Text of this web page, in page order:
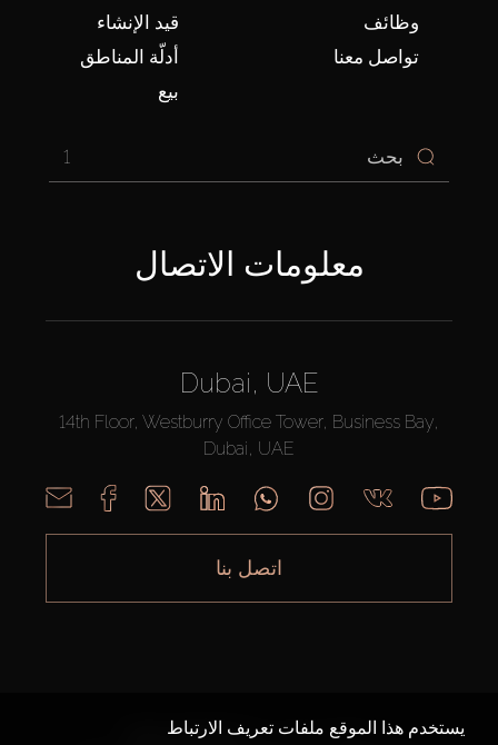
قيد الإنشاء
أدلّة المناطق
بيع
وظائف
تواصل معنا
1
معلومات الاتصال
Dubai, UAE
14th Floor, Westburry Office Tower, Business Bay,
Dubai, UAE
اتصل بنا
AX CAPITAL ©2026 جميع الحقوق محفوظة
يستخدم هذا الموقع ملفات تعريف الارتباط